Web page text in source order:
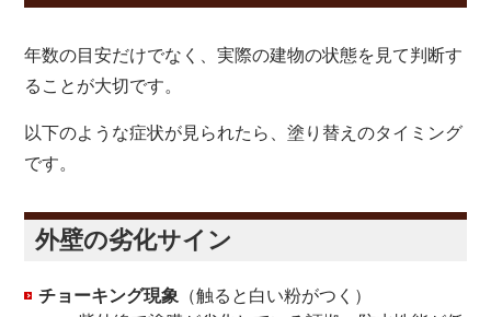
年数の目安だけでなく、実際の建物の状態を見て判断す
ることが大切です。
以下のような症状が見られたら、塗り替えのタイミング
です。
外壁の劣化サイン
チョーキング現象 （触ると白い粉がつく）